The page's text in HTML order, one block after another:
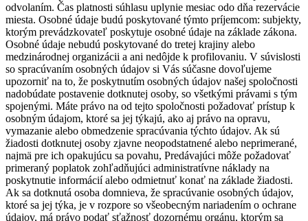
odvolaním. Čas platnosti súhlasu uplynie mesiac odo dňa rezervácie
miesta. Osobné údaje budú poskytované týmto príjemcom: subjekty,
ktorým prevádzkovateľ poskytuje osobné údaje na základe zákona.
Osobné údaje nebudú poskytované do tretej krajiny alebo
medzinárodnej organizácii a ani nedôjde k profilovaniu. V súvislosti
so spracúvaním osobných údajov si Vás súčasne dovoľujeme
upozorniť na to, že poskytnutím osobných údajov našej spoločnosti
nadobúdate postavenie dotknutej osoby, so všetkými právami s tým
spojenými. Máte právo na od tejto spoločnosti požadovať prístup k
osobným údajom, ktoré sa jej týkajú, ako aj právo na opravu,
vymazanie alebo obmedzenie spracúvania týchto údajov. Ak sú
žiadosti dotknutej osoby zjavne neopodstatnené alebo neprimerané,
najmä pre ich opakujúcu sa povahu, Predávajúci môže požadovať
primeraný poplatok zohľadňujúci administratívne náklady na
poskytnutie informácií alebo odmietnuť konať na základe žiadosti.
Ak sa dotknutá osoba domnieva, že spracúvanie osobných údajov,
ktoré sa jej týka, je v rozpore so všeobecným nariadením o ochrane
údajov, má právo podať sťažnosť dozornému orgánu, ktorým sa